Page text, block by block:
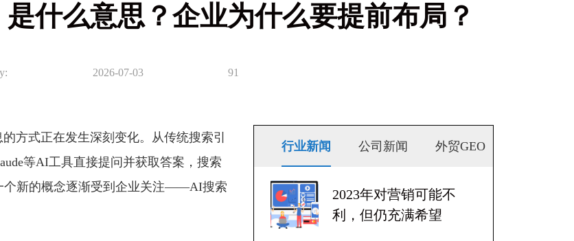
什么意思？企业为什么要提前布局？
2026-07-03 91
式正在发生深刻变化。从传统搜索引
等AI工具直接提问并获取答案，搜索
个新的概念逐渐受到企业关注——AI搜索
行业新闻 公司新闻 外贸GEO
2023年对营销可能不
利，但仍充满希望